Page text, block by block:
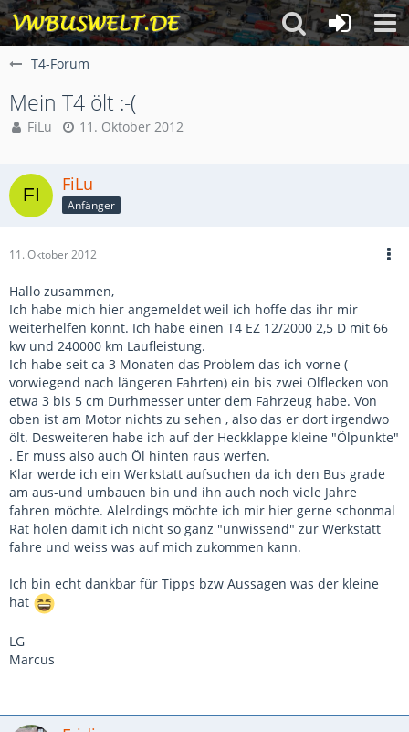
T4-Forum
Mein T4 ölt :-(
FiLu 11. Oktober 2012
FiLu
Anfänger
11. Oktober 2012
Hallo zusammen,
Ich habe mich hier angemeldet weil ich hoffe das ihr mir
weiterhelfen könnt. Ich habe einen T4 EZ 12/2000 2,5 D mit 66
kw und 240000 km Laufleistung.
Ich habe seit ca 3 Monaten das Problem das ich vorne (
vorwiegend nach längeren Fahrten) ein bis zwei Ölflecken von
etwa 3 bis 5 cm Durhmesser unter dem Fahrzeug habe. Von
oben ist am Motor nichts zu sehen , also das er dort irgendwo
ölt. Desweiteren habe ich auf der Heckklappe kleine "Ölpunkte"
. Er muss also auch Öl hinten raus werfen.
Klar werde ich ein Werkstatt aufsuchen da ich den Bus grade
am aus-und umbauen bin und ihn auch noch viele Jahre
fahren möchte. Alelrdings möchte ich mir hier gerne schonmal
Rat holen damit ich nicht so ganz "unwissend" zur Werkstatt
fahre und weiss was auf mich zukommen kann.
Ich bin echt dankbar für Tipps bzw Aussagen was der kleine
hat
LG
Marcus